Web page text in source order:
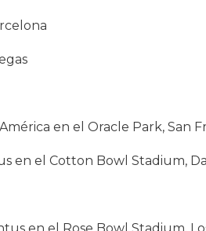
en el Oracle Park, San
en el Cotton Bowl Stadium,